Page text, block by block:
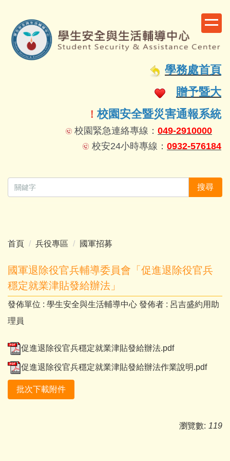
主
要
學務處首頁
贈予暨大
！校園安全暨災害通報系統
校園緊急連絡專線： 049-2910000
校安24小時專線： 0932-576184
搜尋
首頁 兵役專區 國軍招募
國軍退除役官兵輔導委員會「促進退除役官兵
穩定就業津貼發給辦法」
發佈單位 : 學生安全與生活輔導中心 發佈者 : 呂吉盛約用助
理員
促進退除役官兵穩定就業津貼發給辦法.pdf
促進退除役官兵穩定就業津貼發給辦法作業說明.pdf
批次下載附件
瀏覽數: 119